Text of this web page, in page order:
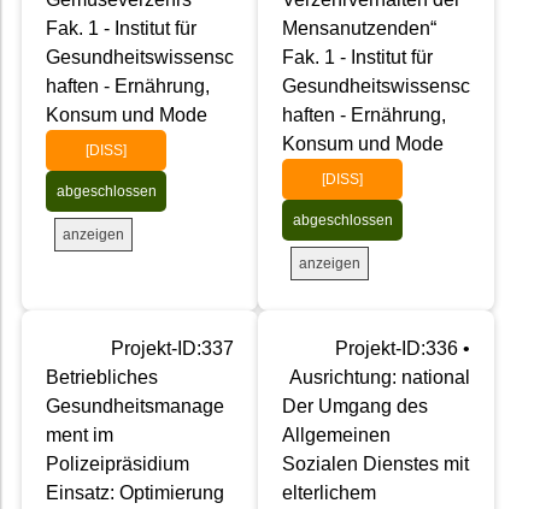
Fak. 1 - Institut für
Gesundheitswissensc
haften - Ernährung,
Konsum und Mode
[DISS]
abgeschlossen
anzeigen
Mensanutzenden“
Fak. 1 - Institut für
Gesundheitswissensc
haften - Ernährung,
Konsum und Mode
[DISS]
abgeschlossen
anzeigen
Projekt-ID:337
Betriebliches
Gesundheitsmanage
ment im
Polizeipräsidium
Einsatz: Optimierung
Projekt-ID:336 •
Ausrichtung: national
Der Umgang des
Allgemeinen
Sozialen Dienstes mit
elterlichem